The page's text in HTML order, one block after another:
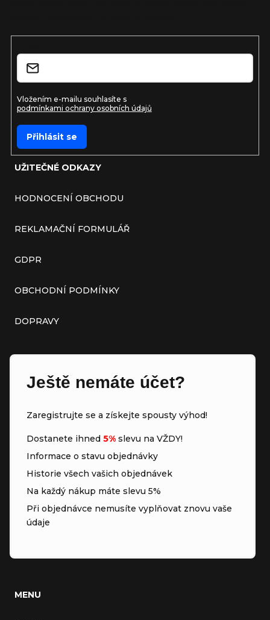
UŽITEČNÉ ODKAZY
HODNOCENÍ OBCHODU
REKLAMAČNÍ FORMULÁŘ
GDPR
OBCHODNÍ PODMÍNKY
DOPRAVY
Ještě nemáte účet?
Zaregistrujte se a získejte spousty výhod!
Dostanete ihned 5% slevu na VŽDY!
Informace o stavu objednávky
Historie všech vašich objednávek
Na každý nákup máte slevu 5%
Při objednávce nemusíte vyplňovat znovu vaše
údaje
MENU
Vložením e-mailu souhlasíte s
podmínkami ochrany osobních údajů
Přihlásit se